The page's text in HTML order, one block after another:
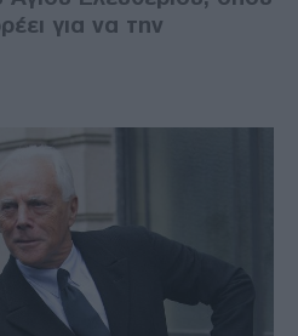
για να την